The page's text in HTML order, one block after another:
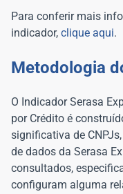
Para conferir mais
indicador, clique aqui.
Metodologia
O Indicador Serasa
por Crédito é
significativa de
de dados da Serasa
consultados,
configuram alguma